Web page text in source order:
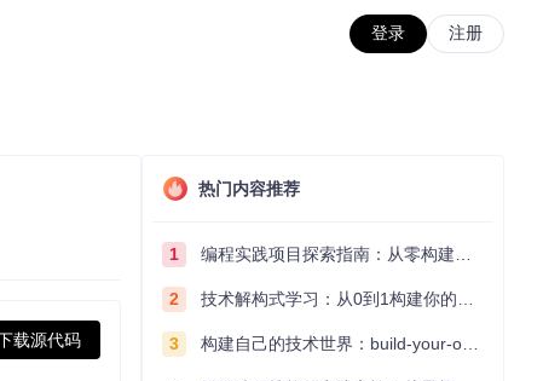
登录 注册
载源代码
热门内容推荐
1 编程实践项目探索指南：从零构建技术能力体系
2 技术解构式学习：从0到1构建你的编程知识体系
3 构建自己的技术世界：build-your-own-x项目的实践探索指南